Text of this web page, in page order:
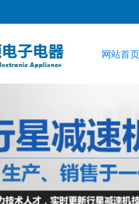
网站首页